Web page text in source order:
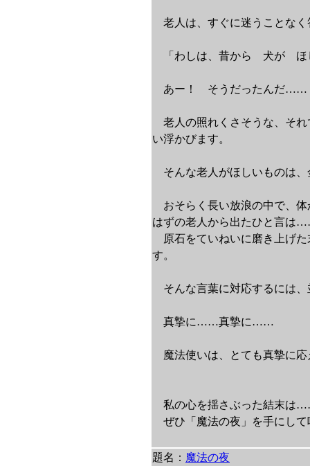
老人は、すぐに迷うことなく
「わしは、昔から 犬が ほ
あー！ そうだったんだ……
老人の照れくさそうな、それ
い浮かびます。
そんな老人がほしいものは
おそらく長い放浪の中で、体
はずの老人から出たひと言は
原石をていねいに磨き上げた
す。
そんな言葉に対応するには、
真摯に……真摯に……
魔法使いは、とても真摯に
私の心を揺さぶった結末は
ぜひ「魔法の夜」を手にして
題名： 魔法の夜